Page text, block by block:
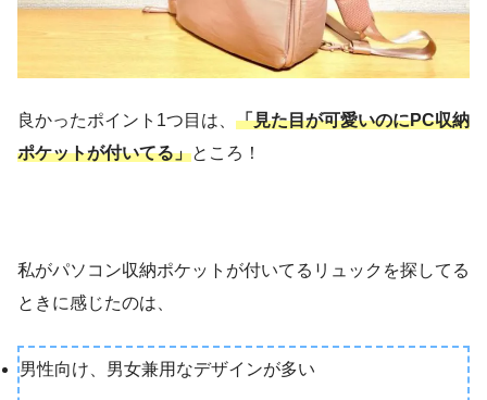
良かったポイント1つ目は、 「見た目が可愛いのにPC収納
ポケットが付いてる」ところ！
私がパソコン収納ポケットが付いてるリュックを探してる
ときに感じたのは、
男性向け、男女兼用なデザインが多い